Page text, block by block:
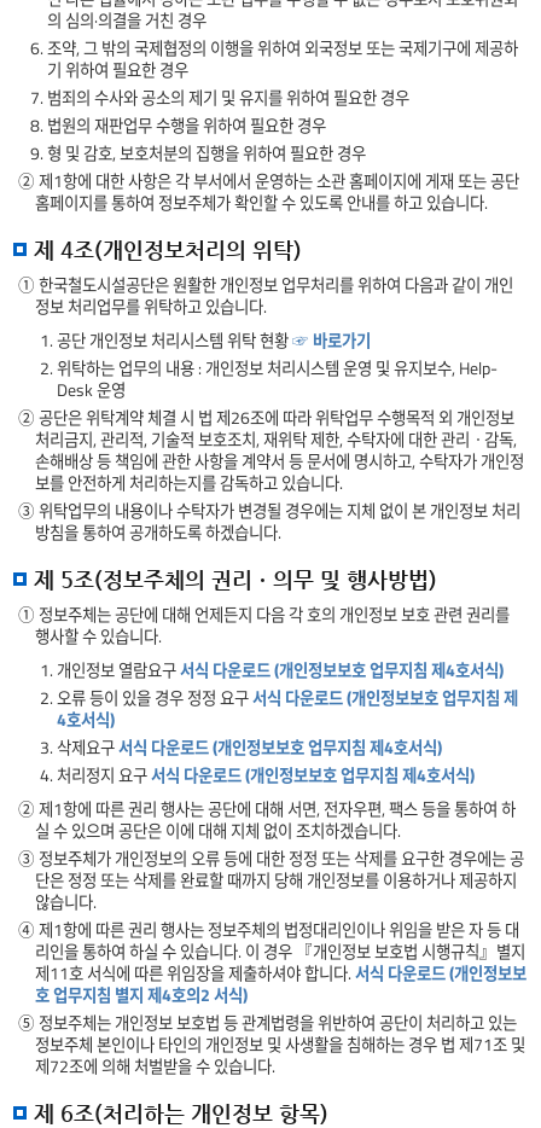
의 심의·의결을 거친 경우
6. 조약, 그 밖의 국제협정의 이행을 위하여 외국정보 또는 국제기구에 제공하
기 위하여 필요한 경우
7. 범죄의 수사와 공소의 제기 및 유지를 위하여 필요한 경우
8. 법원의 재판업무 수행을 위하여 필요한 경우
9. 형 및 감호, 보호처분의 집행을 위하여 필요한 경우
② 제1항에 대한 사항은 각 부서에서 운영하는 소관 홈페이지에 게재 또는 공단
홈페이지를 통하여 정보주체가 확인할 수 있도록 안내를 하고 있습니다.
제 4조(개인정보처리의 위탁)
① 한국철도시설공단은 원활한 개인정보 업무처리를 위하여 다음과 같이 개인
정보 처리업무를 위탁하고 있습니다.
1. 공단 개인정보 처리시스템 위탁 현황☞ 바로가기
2. 위탁하는 업무의 내용 : 개인정보 처리시스템 운영 및 유지보수, Help-
Desk 운영
② 공단은 위탁계약 체결 시 법 제26조에 따라 위탁업무 수행목적 외 개인정보
처리금지, 관리적, 기술적 보호조치, 재위탁 제한, 수탁자에 대한 관리ㆍ감독,
손해배상 등 책임에 관한 사항을 계약서 등 문서에 명시하고, 수탁자가 개인정
보를 안전하게 처리하는지를 감독하고 있습니다.
③ 위탁업무의 내용이나 수탁자가 변경될 경우에는 지체 없이 본 개인정보 처리
방침을 통하여 공개하도록 하겠습니다.
제 5조(정보주체의 권리ㆍ의무 및 행사방법)
① 정보주체는 공단에 대해 언제든지 다음 각 호의 개인정보 보호 관련 권리를
행사할 수 있습니다.
1. 개인정보 열람요구서식 다운로드 (개인정보보호 업무지침 제4호서식)
2. 오류 등이 있을 경우 정정 요구서식 다운로드 (개인정보보호 업무지침 제
4호서식)
3. 삭제요구서식 다운로드 (개인정보보호 업무지침 제4호서식)
4. 처리정지 요구서식 다운로드 (개인정보보호 업무지침 제4호서식)
② 제1항에 따른 권리 행사는 공단에 대해 서면, 전자우편, 팩스 등을 통하여 하
실 수 있으며 공단은 이에 대해 지체 없이 조치하겠습니다.
③ 정보주체가 개인정보의 오류 등에 대한 정정 또는 삭제를 요구한 경우에는 공
단은 정정 또는 삭제를 완료할 때까지 당해 개인정보를 이용하거나 제공하지
않습니다.
④ 제1항에 따른 권리 행사는 정보주체의 법정대리인이나 위임을 받은 자 등 대
리인을 통하여 하실 수 있습니다. 이 경우 『개인정보 보호법 시행규칙』별지
제11호 서식에 따른 위임장을 제출하셔야 합니다.서식 다운로드 (개인정보보
호 업무지침 별지 제4호의2 서식)
⑤ 정보주체는 개인정보 보호법 등 관계법령을 위반하여 공단이 처리하고 있는
정보주체 본인이나 타인의 개인정보 및 사생활을 침해하는 경우 법 제71조 및
제72조에 의해 처벌받을 수 있습니다.
제 6조(처리하는 개인정보 항목)